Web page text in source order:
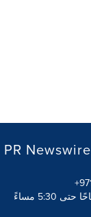
من الساعة 8 صباحًا حتى 5:30 مساءً